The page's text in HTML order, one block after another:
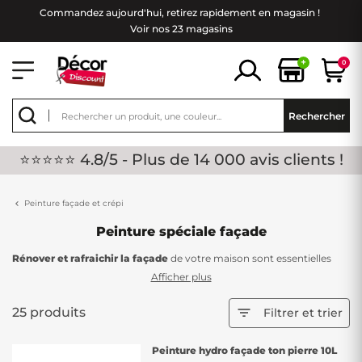
Commandez aujourd'hui, retirez rapidement en magasin !
Voir nos 23 magasins
+ 0
Rechercher
⭐⭐⭐⭐⭐ 4.8/5 - Plus de 14 000 avis clients !
Peinture façade et crépi
Peinture spéciale façade
Rénover et rafraichir la façade de votre maison sont essentielles
pour lui assurer une esthétique pérenne face aux caprices du climat.
de peintures spécialement conçues pour les façades, vous
garantissant une protection durable et un rendu esthétique
Afficher plus
25 produits  Filtrer et trier
Peinture hydro façade ton pierre 10L